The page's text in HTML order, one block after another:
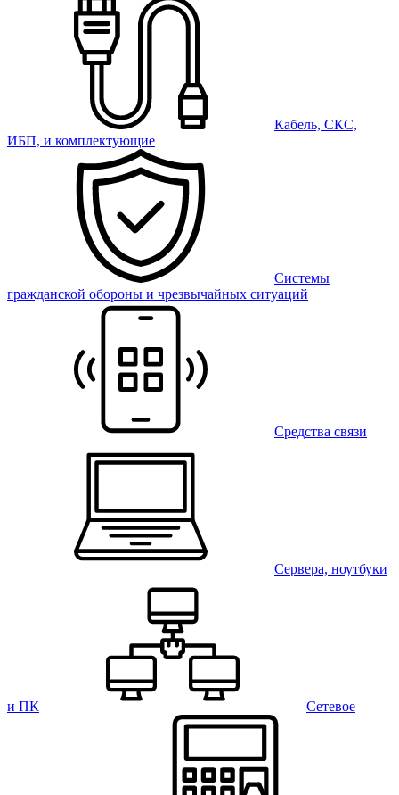
Кабель, СКС,
ИБП, и комплектующие
Системы
гражданской обороны и чрезвычайных ситуаций
Средства связи
Сервера, ноутбуки
и ПК Сетевое